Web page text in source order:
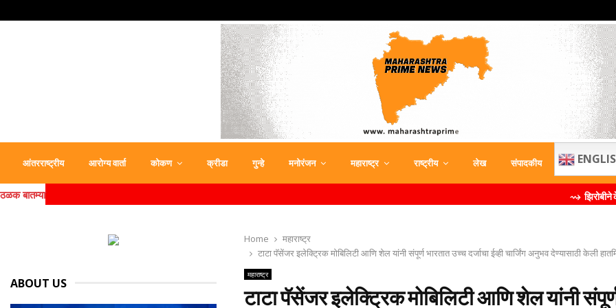
आंतरराष्ट्रीय आरोग्य वार्ता कोकण क्रीडा गुन्हे मनोरंजन महाराष्ट्र राष्ट्रीय लेख संपादकीय
ठळक बातम्या ⇝ झिरोबीने केली मिलिंद
Home
महाराष्ट्र
टाटा पॅसेंजर इलेक्ट्रिक मोबिलिटी आणि शेल यांनी संपूर्ण भारतात उच्‍च दर्जाचा ईव्‍ही चार्जिंग अनुभव देण्‍यासाठी केली
महाराष्ट्र
टाटा पॅसेंजर इलेक्ट्रिक मोबिलिटी आणि शेल यांनी
ABOUT US